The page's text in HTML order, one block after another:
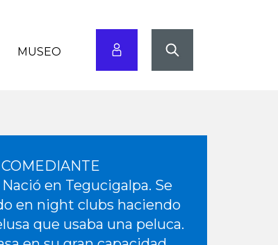
MUSEO
en Tegucigalpa. Se
en night clubs haciendo
que usaba una peluca.